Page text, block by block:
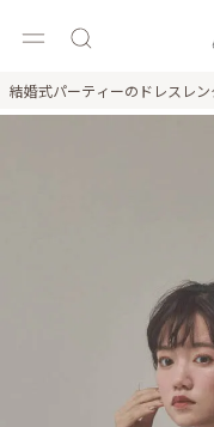
結婚式パーティーのドレスレ